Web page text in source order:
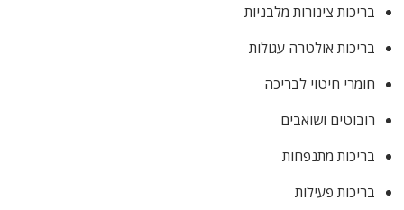
בריכות צינורות מלבניות
בריכות אולטרה עגולות
חומרי חיטוי לבריכה
רובוטים ושואבים
בריכות מתנפחות
בריכות פעילות